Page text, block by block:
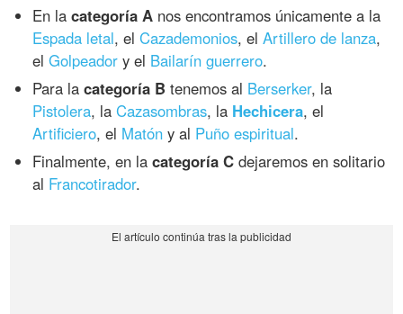
En lacategoría A nos encontramos únicamente a la
Espada letal, elCazademonios, elArtillero de lanza,
elGolpeador y el Bailarín guerrero.
Para lacategoría B tenemos al Berserker, la
Pistolera, laCazasombras, la Hechicera, el
Artificiero, el Matón y al Puño espiritual.
Finalmente, en lacategoría C dejaremos en solitario
al Francotirador.